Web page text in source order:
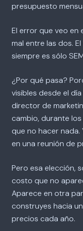
presupuesto
El error que veo en
mal entre las dos.
siempre es sólo
¿Por qué pasa?
visibles desde el
director de
cambio, durante
que no hacer
en una reunión de
Pero esa elección,
costo que no
Aparece en otra
construyes hacia
precios cada año.